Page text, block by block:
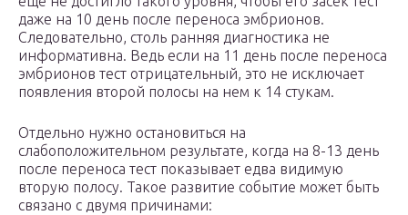
даже на 10 день после переноса эмбрионов.
Следовательно, столь ранняя диагностика не
информативна. Ведь если на 11 день после переноса
эмбрионов тест отрицательный, это не исключает
появления второй полосы на нем к 14 стукам.
Отдельно нужно остановиться на
слабоположительном результате, когда на 8-13 день
после переноса тест показывает едва видимую
вторую полосу. Такое развитие событие может быть
связано с двумя причинами: